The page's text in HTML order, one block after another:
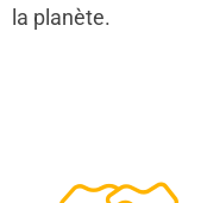
la planète.